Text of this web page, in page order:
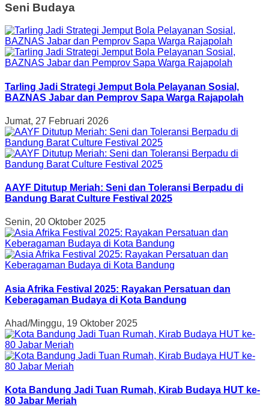
Seni Budaya
Tarling Jadi Strategi Jemput Bola Pelayanan Sosial,
BAZNAS Jabar dan Pemprov Sapa Warga Rajapolah
Jumat, 27 Februari 2026
AAYF Ditutup Meriah: Seni dan Toleransi Berpadu di
Bandung Barat Culture Festival 2025
Senin, 20 Oktober 2025
Asia Afrika Festival 2025: Rayakan Persatuan dan
Keberagaman Budaya di Kota Bandung
Ahad/Minggu, 19 Oktober 2025
Kota Bandung Jadi Tuan Rumah, Kirab Budaya HUT ke-
80 Jabar Meriah